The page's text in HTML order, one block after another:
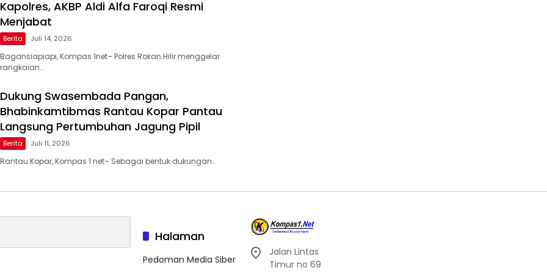
Kapolres, AKBP Aldi Alfa Faroqi Resmi
Menjabat
Berita Juli 14, 2026
Bagansiapiapi, Kompas 1net– Polres Rokan Hilir menggelar
rangkaian…
Dukung Swasembada Pangan,
Bhabinkamtibmas Rantau Kopar Pantau
Langsung Pertumbuhan Jagung Pipil
Berita Juli 11, 2026
Rantau Kopar, Kompas 1 net– Sebagai bentuk dukungan…
Halaman
Pedoman Media Siber
Jalan Lintas
Timur no 69